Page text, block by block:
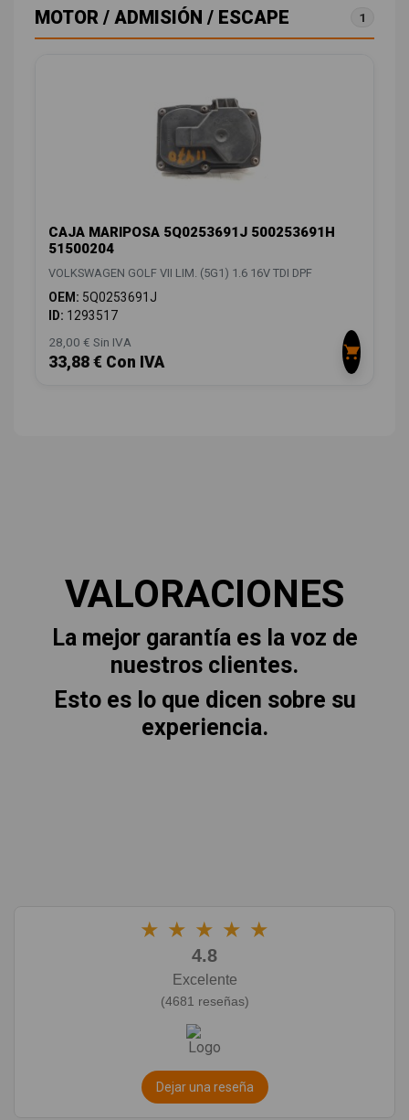
MOTOR / ADMISIÓN / ESCAPE 1
CAJA MARIPOSA 5Q0253691J 500253691H
51500204
VOLKSWAGEN GOLF VII LIM. (5G1) 1.6 16V TDI DPF
OEM: 5Q0253691J
ID: 1293517
28,00 € Sin IVA
33,88 € Con IVA
VALORACIONES
La mejor garantía es la voz de
nuestros clientes.
Esto es lo que dicen sobre su
experiencia.
★ ★ ★ ★ ★
4.8
Excelente
(4681 reseñas)
Dejar una reseña